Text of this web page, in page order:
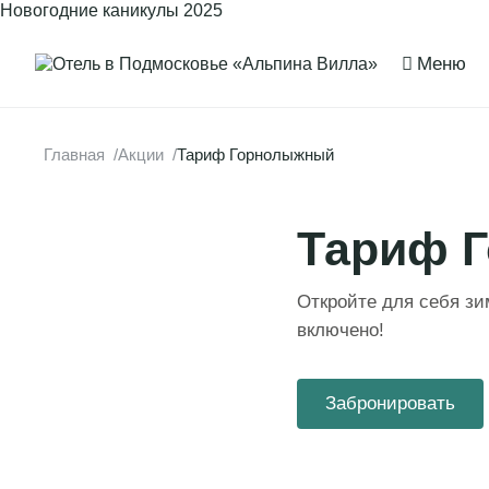
Новогодние каникулы 2025
Меню
Главная Акции Тариф Горнолыжный
Тариф
Откройте для себя
включено!
Забронировать
Заезд 29.12.2024 с
Предложение
стол), мастер-
места
Пакет 2 января-